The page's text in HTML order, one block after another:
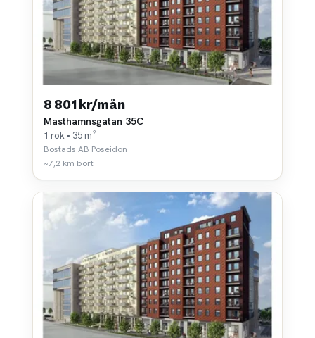
8 801 kr/mån
Masthamnsgatan 35C
1 rok • 35 m²
Bostads AB Poseidon
~7,2 km bort